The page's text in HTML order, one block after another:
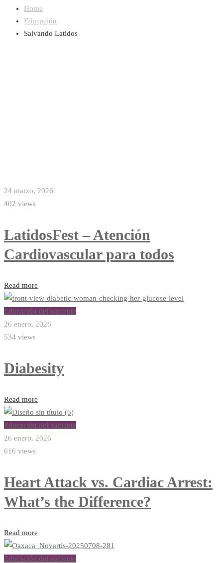
Home
Educación
Salvando Latidos
24 marzo, 2026
402 views
LatidosFest – Atención
Cardiovascular para todos
Read more
Educación del paciente
26 enero, 2026
534 views
Diabesity
Read more
Educación del paciente
26 enero, 2026
616 views
Heart Attack vs. Cardiac Arrest:
What’s the Difference?
Read more
Educación del paciente